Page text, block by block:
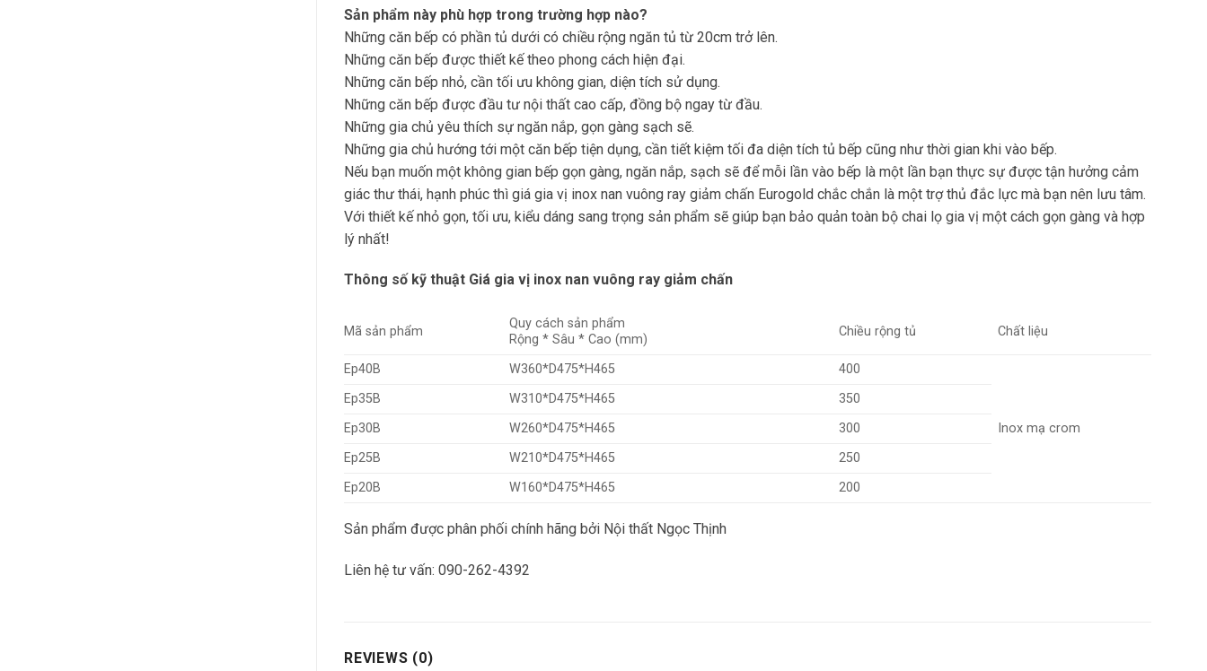
Sản phẩm này phù hợp trong trường hợp nào?
Những căn bếp có phần tủ dưới có chiều rộng ngăn tủ từ 20cm trở lên.
Những căn bếp được thiết kế theo phong cách hiện đại.
Những căn bếp nhỏ, cần tối ưu không gian, diện tích sử dụng.
Những căn bếp được đầu tư nội thất cao cấp, đồng bộ ngay từ đầu.
Những gia chủ yêu thích sự ngăn nắp, gọn gàng sạch sẽ.
Những gia chủ hướng tới một căn bếp tiện dụng, cần tiết kiệm tối đa diện tích tủ bếp cũng như thời gian khi vào bếp.
Nếu bạn muốn một không gian bếp gọn gàng, ngăn nắp, sạch sẽ để mỗi lần vào bếp là một lần bạn thực sự được tận hưởng cảm
giác thư thái, hạnh phúc thì giá gia vị inox nan vuông ray giảm chấn Eurogold chắc chắn là một trợ thủ đắc lực mà bạn nên lưu tâm.
Với thiết kế nhỏ gọn, tối ưu, kiểu dáng sang trọng sản phẩm sẽ giúp bạn bảo quản toàn bộ chai lọ gia vị một cách gọn gàng và hợp
lý nhất!
Thông số kỹ thuật Giá gia vị inox nan vuông ray giảm chấn
Mã sản phẩm
Quy cách sản phẩm
Rộng * Sâu * Cao (mm)
Chiều rộng tủ Chất liệu
Ep40B W360*D475*H465 400
Inox mạ crom
Ep35B W310*D475*H465
350
Ep30B
W260*D475*H465
300
Ep25B
W210*D475*H465
250
Ep20B
W160*D475*H465 200
Sản phẩm được phân phối chính hãng bởi Nội thất Ngọc Thịnh
Liên hệ tư vấn: 090-262-4392
REVIEWS (0)